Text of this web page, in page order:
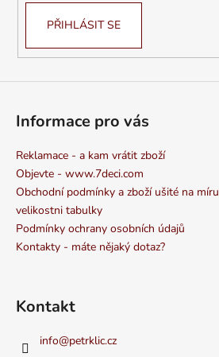
PŘIHLÁSIT SE
Informace pro vás
Reklamace - a kam vrátit zboží
Objevte - www.7deci.com
Obchodní podmínky a zboží ušité na míru
velikostni tabulky
Podmínky ochrany osobních údajů
Kontakty - máte nějaký dotaz?
Kontakt
info@petrklic.cz